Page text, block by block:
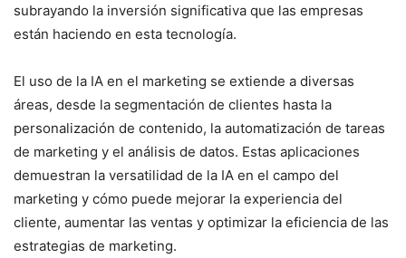
subrayando la inversión significativa que las empresas
están haciendo en esta tecnología.
El uso de la IA en el marketing se extiende a diversas
áreas, desde la segmentación de clientes hasta la
personalización de contenido, la automatización de tareas
de marketing y el análisis de datos. Estas aplicaciones
demuestran la versatilidad de la IA en el campo del
marketing y cómo puede mejorar la experiencia del
cliente, aumentar las ventas y optimizar la eficiencia de las
estrategias de marketing.